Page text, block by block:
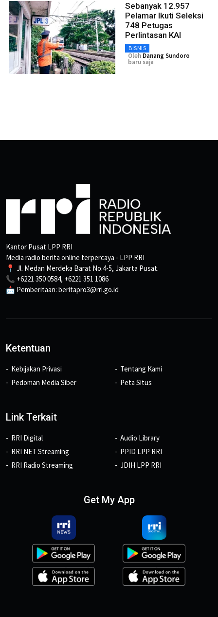
Sebanyak 12.957
Pelamar Ikuti Seleksi
748 Petugas
Perlintasan KAI
BISNIS
Oleh Danang Sundoro
baru saja
Kantor Pusat LPP RRI
Media radio berita online terpercaya - LPP RRI
📍 Jl. Medan Merdeka Barat No.4-5, Jakarta Pusat.
📞 +6221 350 0584, +6221 351 1086
📩 Pemberitaan: beritapro3@rri.go.id
Ketentuan
Kebijakan Privasi
Pedoman Media Siber
Tentang Kami
Peta Situs
Link Terkait
RRI Digital
RRI NET Streaming
RRI Radio Streaming
Audio Library
PPID LPP RRI
JDIH LPP RRI
Get My App